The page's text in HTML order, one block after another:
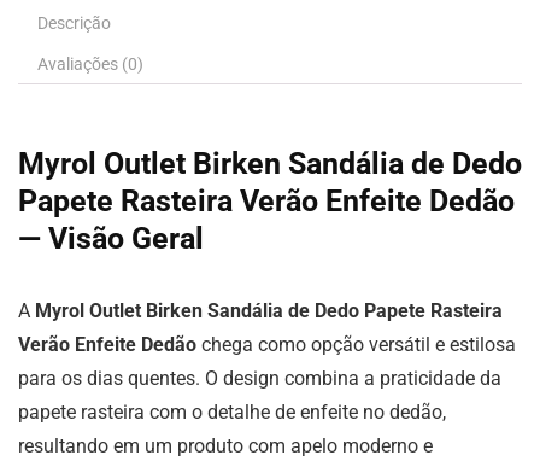
Descrição
Avaliações (0)
Myrol Outlet Birken Sandália de Dedo
Papete Rasteira Verão Enfeite Dedão
— Visão Geral
A Myrol Outlet Birken Sandália de Dedo Papete Rasteira
Verão Enfeite Dedão chega como opção versátil e estilosa
para os dias quentes. O design combina a praticidade da
papete rasteira com o detalhe de enfeite no dedão,
resultando em um produto com apelo moderno e